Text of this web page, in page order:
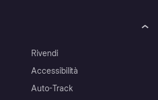
Rivendi
Accessibilità
Auto-Track